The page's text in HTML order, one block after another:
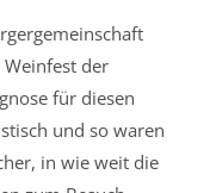
Weinfest der
für diesen
und so waren
in wie weit die